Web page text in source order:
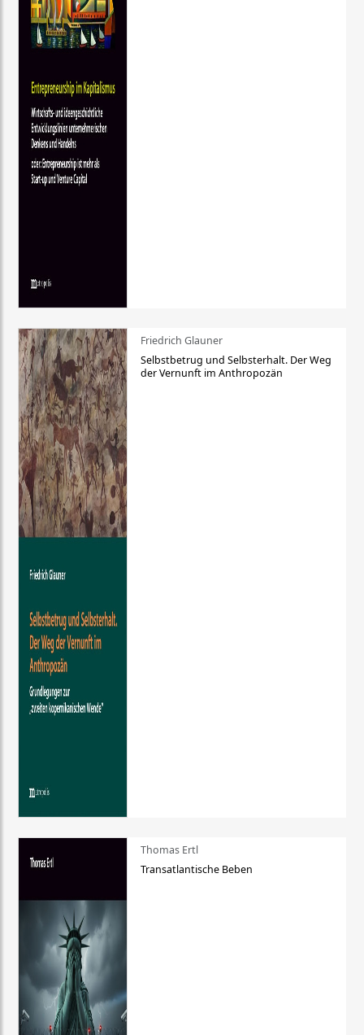
Friedrich Glauner
Selbstbetrug und Selbsterhalt. Der Weg
der Vernunft im Anthropozän
Thomas Ertl
Transatlantische Beben